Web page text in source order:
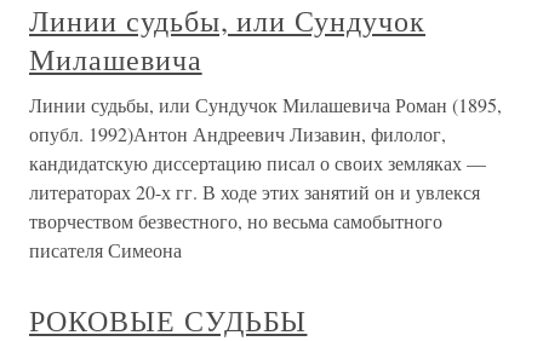
Линии судьбы, или Сундучок
Милашевича
Линии судьбы, или Сундучок Милашевича Роман (1895,
опубл. 1992)Антон Андреевич Лизавин, филолог,
кандидатскую диссертацию писал о своих земляках —
литераторах 20-х гг. В ходе этих занятий он и увлекся
творчеством безвестного, но весьма самобытного
писателя Симеона
РОКОВЫЕ СУДЬБЫ